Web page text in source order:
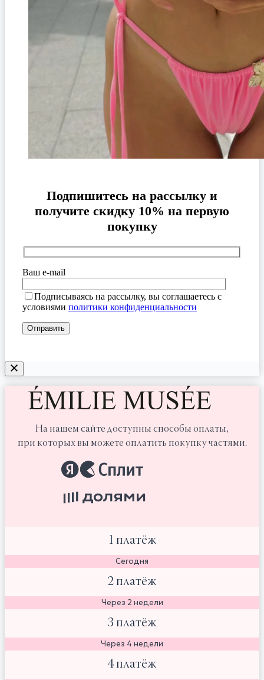
Подпишитесь на рассылку и
получите скидку 10% на первую
покупку
Ваш e-mail
Подписываясь на рассылку, вы соглашаетесь с
условиями политики конфиденциальности
На нашем сайте доступны способы оплаты,
при которых вы можете оплатить покупку частями.
1 платёж
Сегодня
2 платёж
Через 2 недели
3 платёж
Через 4 недели
4 платёж